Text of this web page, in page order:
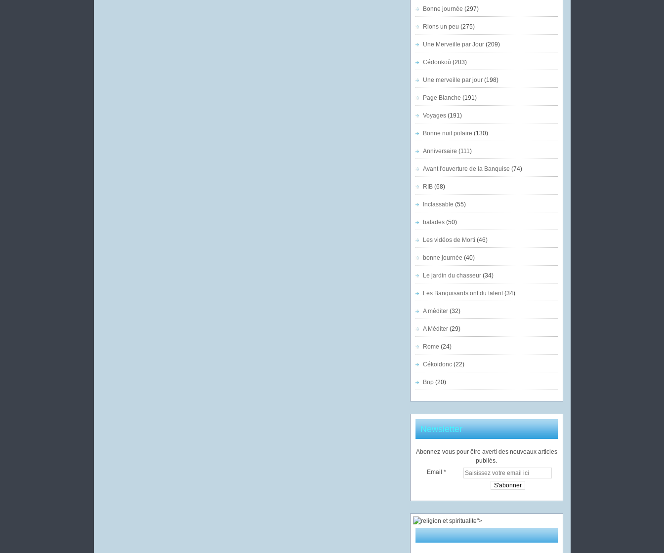
Bonne journée (297)
Rions un peu (275)
Une Merveille par Jour(209)
Cédonkoù (203)
Une merveille par jour(198)
Page Blanche (191)
Voyages(191)
Bonne nuit polaire (130)
Anniversaire (111)
Avant l'ouverture de la Banquise (74)
RIB(68)
Inclassable (55)
balades(50)
Les vidéos de Morti (46)
bonne journée (40)
Le jardin du chasseur(34)
Les Banquisards ont du talent(34)
A méditer(32)
A Méditer(29)
Rome (24)
Cékoidonc(22)
Bnp (20)
Newsletter
Abonnez-vous pour être averti des nouveaux articles
publiés.
Email
">